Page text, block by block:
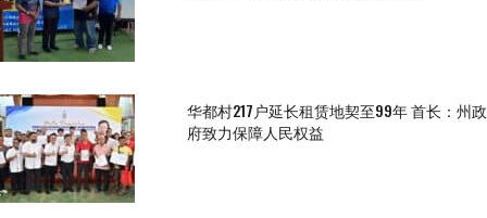
华都村217户延长租赁地契至99年 首长：州政
府致力保障人民权益